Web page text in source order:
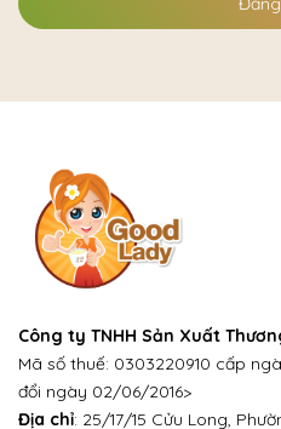
Công ty TNHH Sản Xuất
Mã số thuế: 0303220910 cấp
đổi ngày 02/06/2016>
Địa chỉ: 25/17/15 Cửu Long,